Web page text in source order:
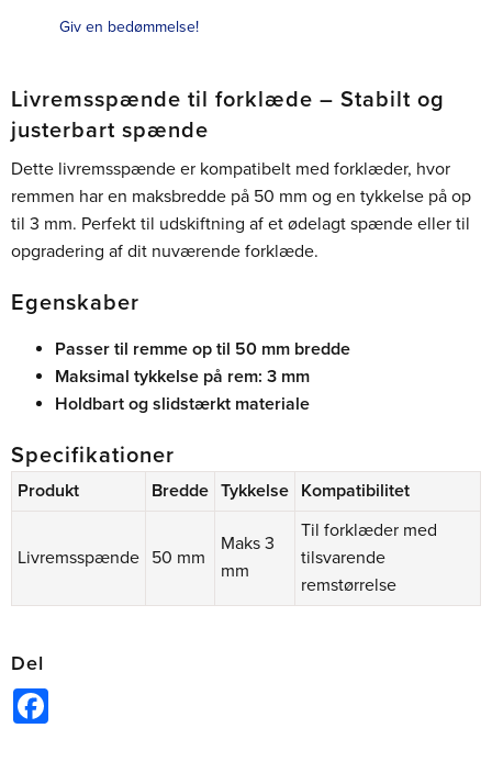
Giv en bedømmelse!
Livremsspænde til forklæde – Stabilt og
justerbart spænde
Dette livremsspænde er kompatibelt med forklæder, hvor
remmen har en maksbredde på 50 mm og en tykkelse på op
til 3 mm. Perfekt til udskiftning af et ødelagt spænde eller til
opgradering af dit nuværende forklæde.
Egenskaber
Passer til remme op til 50 mm bredde
Maksimal tykkelse på rem: 3 mm
Holdbart og slidstærkt materiale
Specifikationer
Produkt Bredde Tykkelse Kompatibilitet
Livremsspænde 50 mm
Maks 3
mm
Til forklæder med
tilsvarende
remstørrelse
Del